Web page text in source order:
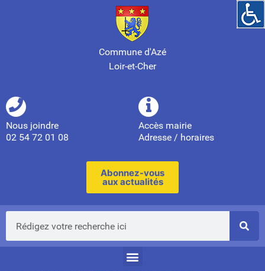
Commune d'Azé
Loir-et-Cher
Nous joindre
02 54 72 01 08
Accès mairie
Adresse / horaires
Abonnez-vous
aux actualités